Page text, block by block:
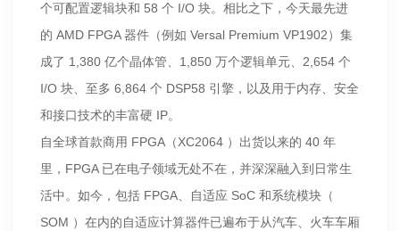
个可配置逻辑块和 58 个 I/O 块。相比之下，今天最先进
的 AMD FPGA 器件（例如 Versal Premium VP1902）集
成了 1,380 亿个晶体管、1,850 万个逻辑单元、2,654 个
I/O 块、至多 6,864 个 DSP58 引擎，以及用于内存、安全
和接口技术的丰富硬 IP。
自全球首款商用 FPGA（XC2064 ）出货以来的 40 年
里，FPGA 已在电子领域无处不在，并深深融入到日常生
活中。如今，包括 FPGA、自适应 SoC 和系统模块（
SOM ）在内的自适应计算器件已遍布于从汽车、火车车厢